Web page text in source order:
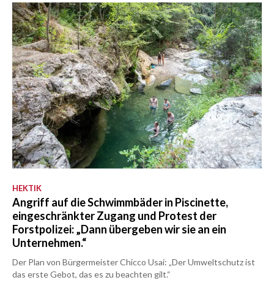
HEKTIK
Angriff auf die Schwimmbäder in Piscinette,
eingeschränkter Zugang und Protest der
Forstpolizei: „Dann übergeben wir sie an ein
Unternehmen.“
Der Plan von Bürgermeister Chicco Usai: „Der Umweltschutz ist
das erste Gebot, das es zu beachten gilt.“